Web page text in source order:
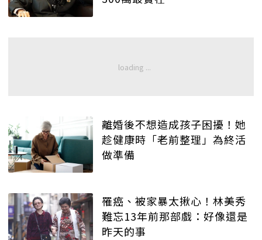
離婚後不想造成孩子困擾！她
趁健康時「老前整理」為終活
做準備
罹癌、被家暴太揪心！林美秀
難忘13年前那部戲：好像還是
昨天的事